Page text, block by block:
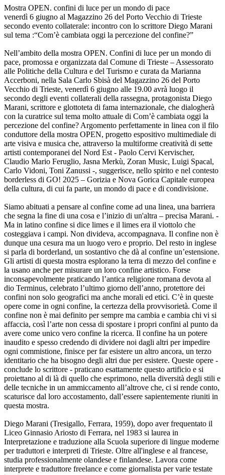
Mostra OPEN. confini di luce per un mondo di pace
venerdì 6 giugno al Magazzino 26 del Porto Vecchio di Trieste
secondo evento collaterale: incontro con lo scrittore Diego Marani
sul tema :“Com’è cambiata oggi la percezione del confine?”
Nell’ambito della mostra OPEN. Confini di luce per un mondo di
pace, promossa e organizzata dal Comune di Trieste – Assessorato
alle Politiche della Cultura e del Turismo e curata da Marianna
Accerboni, nella Sala Carlo Sbisà del Magazzino 26 del Porto
Vecchio di Trieste, venerdì 6 giugno alle 19.00 avrà luogo il
secondo degli eventi collaterali della rassegna, protagonista Diego
Marani, scrittore e glottoteta di fama internazionale, che dialogherà
con la curatrice sul tema molto attuale di Com’è cambiata oggi la
percezione del confine? Argomento perfettamente in linea con il filo
conduttore della mostra OPEN, progetto espositivo multimediale di
arte visiva e musica che, attraverso la multiforme creatività di sette
artisti contemporanei del Nord Est - Paolo Cervi Kervischer,
Claudio Mario Feruglio, Jasna Merkù, Zoran Music, Luigi Spacal,
Carlo Vidoni, Toni Zanussi -, suggerisce, nello spirito e nel contesto
borderless di GO! 2025 – Gorizia e Nova Gorica Capitale europea
della cultura, di cui fa parte, un mondo di pace e di condivisione.
Siamo abituati a pensare al confine come ad una linea, una barriera
che segna la fine di una cosa e l’inizio di un'altra – precisa Marani. -
Ma in latino confine si dice limes e il limes era il viottolo che
costeggiava i campi. Non divideva, accompagnava. Il confine non è
dunque una cesura ma un luogo vero e proprio. Del resto in inglese
si parla di borderland, un sostantivo che dà al confine un’estensione.
Gli artisti di questa mostra esplorano la terra di mezzo del confine e
la usano anche per misurare un loro confine artistico. Forse
inconsapevolmente praticando l’antica religione romana devota al
dio Terminus, celebrato l’ultimo giorno dell’anno, protettore dei
confini non solo geografici ma anche morali ed etici. C’è in queste
opere come in ogni confine, la certezza della provvisorietà. Come il
confine non è mai definito per sempre ma cambia e cambia chi vi si
affaccia, così l’arte non cessa di spostare i propri confini al punto da
avere come unico vero confine la ricerca. Il confine ha un potere
inaudito e spesso credendo di dividere noi dagli altri per impedire
ogni commistione, finisce per far esistere un altro ancora, un terzo
identitario che ha bisogno degli altri due per esistere. Queste opere -
conclude lo scrittore - praticano esattamente questo artificio e si
proiettano al di là di quello che esprimono, nella diversità degli stili e
delle tecniche in un ammiccamento all’altrove che, ci si rende conto,
scaturisce dal loro accostamento, dall’essere sapientemente riuniti in
questa mostra.
Diego Marani (Tresigallo, Ferrara, 1959), dopo aver frequentato il
Liceo Ginnasio Ariosto di Ferrara, nel 1983 si laurea in
Interpretazione e traduzione alla Scuola superiore di lingue moderne
per traduttori e interpreti di Trieste. Oltre all'inglese e al francese,
studia professionalmente olandese e finlandese. Lavora come
interprete e traduttore freelance e come giornalista per varie testate